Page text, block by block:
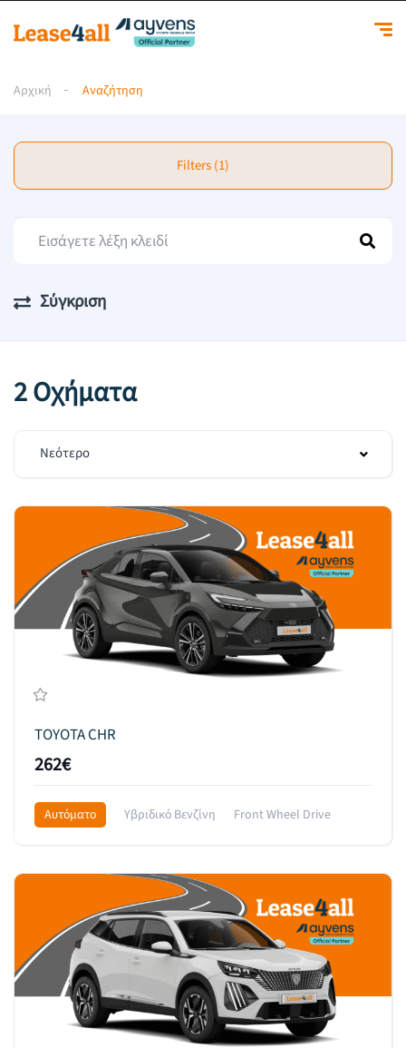
Αρχική Αναζήτηση
Filters (1)
Σύγκριση
2 Οχήματα
Νεότερο
TOYOTA CHR
262€
Αυτόματο Υβριδικό Βενζίνη
Front Wheel Drive